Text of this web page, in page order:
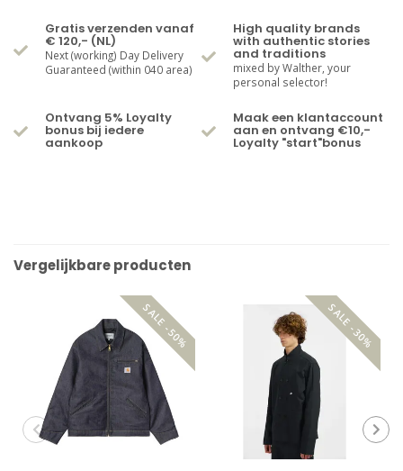
Gratis verzenden vanaf
€ 120,- (NL)
Next (working) Day Delivery
Guaranteed (within 040 area)
High quality brands
with authentic stories
and traditions
mixed by Walther, your
personal selector!
Ontvang 5% Loyalty
bonus bij iedere
aankoop
Maak een klantaccount
aan en ontvang €10,-
Loyalty "start"bonus
Vergelijkbare producten
SALE -50% SALE -30%